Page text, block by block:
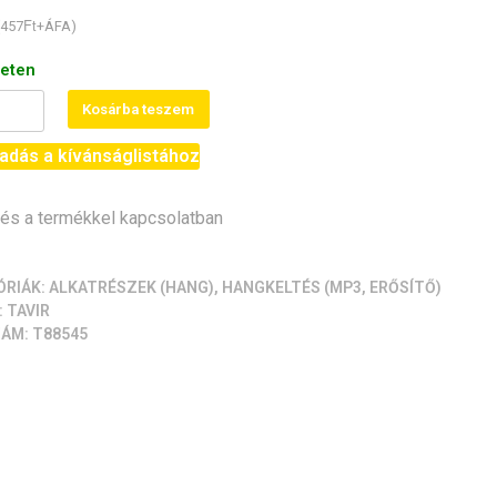
457Ft+ÁFA)
3525,
Kosárba teszem
a kívánságlistához
a termékkel kapcsolatban
ALKATRÉSZEK (HANG), HANGKELTÉS (MP3, ERŐSÍTŐ)
TAVIR
T88545